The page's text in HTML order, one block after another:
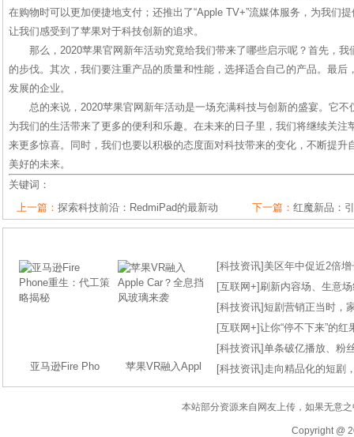
在购物时可以更加便捷地支付；还推出了“Apple TV+”流媒体服务，为我们
让我们感受到了苹果对于科技创新的追求。
那么，2020苹果官网新年活动究竟给我们带来了哪些启示呢？首先，
的步伐。其次，我们要注重产品的质量和性能，选择适合自己的产品。最后
发展的企业。
总的来说，2020苹果官网新年活动是一场充满科技与创新的盛宴。它
为我们的生活带来了更多的便利和乐趣。在未来的日子里，我们将继续关注
来更多惊喜。同时，我们也要以积极的态度面对科技带来的变化，不断提升
美好的未来。
关键词：
上一篇： 探索科技前沿：RedmiPad的最新动 下一篇： 红魔新品：
亚马逊Fire Pho 苹果VR融入Appl
[科技资讯] 美区年中促近2倍
[互联网+] 刷新内容场、生意
[科技资讯]短剧营销正当时，
[互联网+]让你“停不下来”的
[科技资讯]单条破亿播放、粉
[科技资讯] 走向精品化的短剧
本站部分资源来自网友上传，如果无意
Copyright @